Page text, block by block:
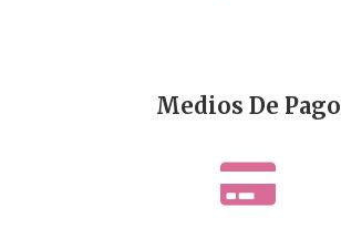
Medios De Pago